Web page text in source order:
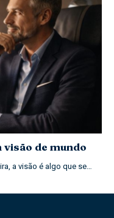
de mundo
a visão é algo que se…